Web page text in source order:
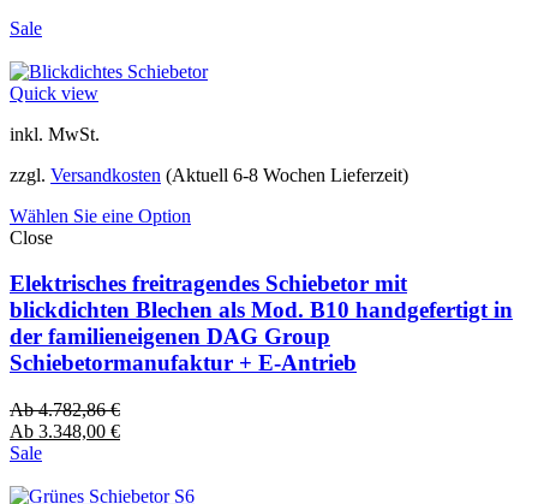
Sale
Quick view
inkl. MwSt.
zzgl. Versandkosten (Aktuell 6-8 Wochen Lieferzeit)
Wählen Sie eine Option
Close
Elektrisches freitragendes Schiebetor mit
blickdichten Blechen als Mod. B10 handgefertigt in
der familieneigenen DAG Group
Schiebetormanufaktur + E-Antrieb
Ab4.782,86€
Ab 3.348,00 €
Sale